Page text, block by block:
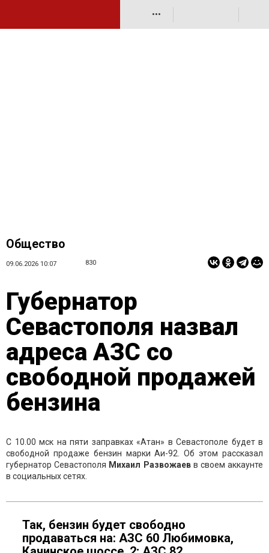
•••
Общество
09.06.2026 10:07 830
Губернатор
Севастополя назвал
адреса АЗС со
свободной продажей
бензина
С 10.00 мск на пяти заправках «Атан» в Севастополе будет в
свободной продаже бензин марки Аи-92. Об этом рассказал
губернатор Севастополя Михаил Развожаев в своем аккаунте
в социальных сетях.
Так, бензин будет свободно
продаваться на: АЗС 60 Любимовка,